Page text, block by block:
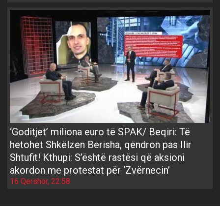
‘Goditjet’ miliona euro të SPAK/ Beqiri: Të
hetohet Shkëlzen Berisha, qëndron pas Ilir
Shtufit! Kthupi: S’është rastësi që aksioni
akordon me protestat për ‘Zvërnecin’
16 Qershor, 22:58